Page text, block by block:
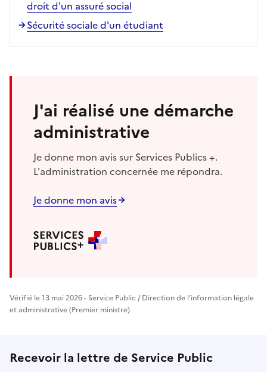
droit d'un assuré social
Sécurité sociale d'un étudiant
J'ai réalisé une démarche
administrative
Je donne mon avis sur Services Publics +.
L'administration concernée me répondra.
Je donne mon avis
Vérifié le 13 mai 2026 - Service Public / Direction de l'information légale
et administrative (Premier ministre)
Recevoir la lettre de Service Public